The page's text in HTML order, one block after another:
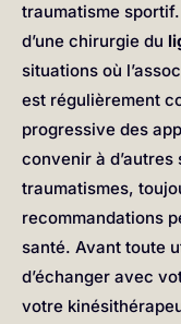
traumatisme
d’une chirurgie du
situations où
est régulièrement
progressive des
convenir à d’autres
traumatismes,
recommandations
santé. Avant toute
d’échanger avec
votre